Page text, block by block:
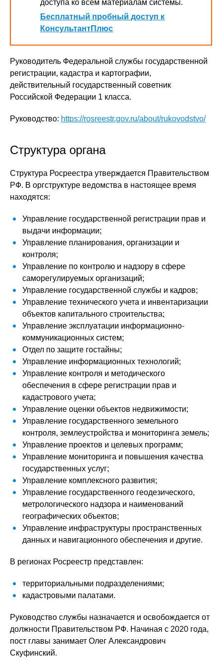
доступа ко всем материалам системы.
Бесплатный пробный доступ к
КонсультантПлюс
Руководитель Федеральной службы государственной
регистрации, кадастра и картографии,
действительный государственный советник
Российской Федерации 1 класса.
Руководство: https://rosreestr.gov.ru/about/rukovodstvo/
Структура органа
Структура Росреестра утверждается Правительством
РФ. В оргструктуре ведомства в настоящее время
находятся:
Управление государственной регистрации прав и
выдачи информации;
Управление планирования, организации и
контроля;
Управление по контролю и надзору в сфере
саморегулируемых организаций;
Управление государственной службы и кадров;
Управление технического учета и инвентаризации
объектов капитального строительства;
Управление эксплуатации информационно-
коммуникационных систем;
Отдел по защите гостайны;
Управление информационных технологий;
Управление контроля и методического
обеспечения в сфере регистрации прав и
кадастрового учета;
Управление оценки объектов недвижимости;
Управление государственного земельного
контроля, землеустройства и мониторинга земель;
Управление проектов и целевых программ;
Управление мониторинга и повышения качества
государственных услуг;
Управление комплексного развития;
Управление государственного геодезического,
метрологического надзора и наименований
географических объектов;
Управление инфраструктуры пространственных
данных и навигационного обеспечения и другие.
В регионах Росреестр представлен:
территориальными подразделениями;
кадастровыми палатами.
Руководство службы назначается и освобождается от
должности Правительством РФ. Начиная с 2020 года,
пост главы занимает Олег Александрович
Скуфинский.